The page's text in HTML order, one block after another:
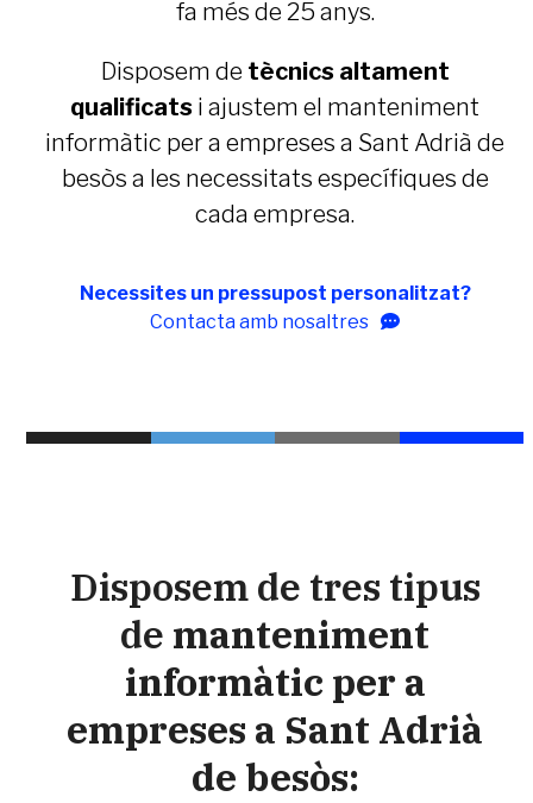
fa més de 25 anys.
Disposem de tècnics altament
qualificats i ajustem el manteniment
informàtic per a empreses a Sant Adrià de
besòs a les necessitats específiques de
cada empresa.
Necessites un pressupost personalitzat?
Contacta amb nosaltres
Disposem de tres tipus
de manteniment
informàtic per a
empreses a Sant Adrià
de besòs: